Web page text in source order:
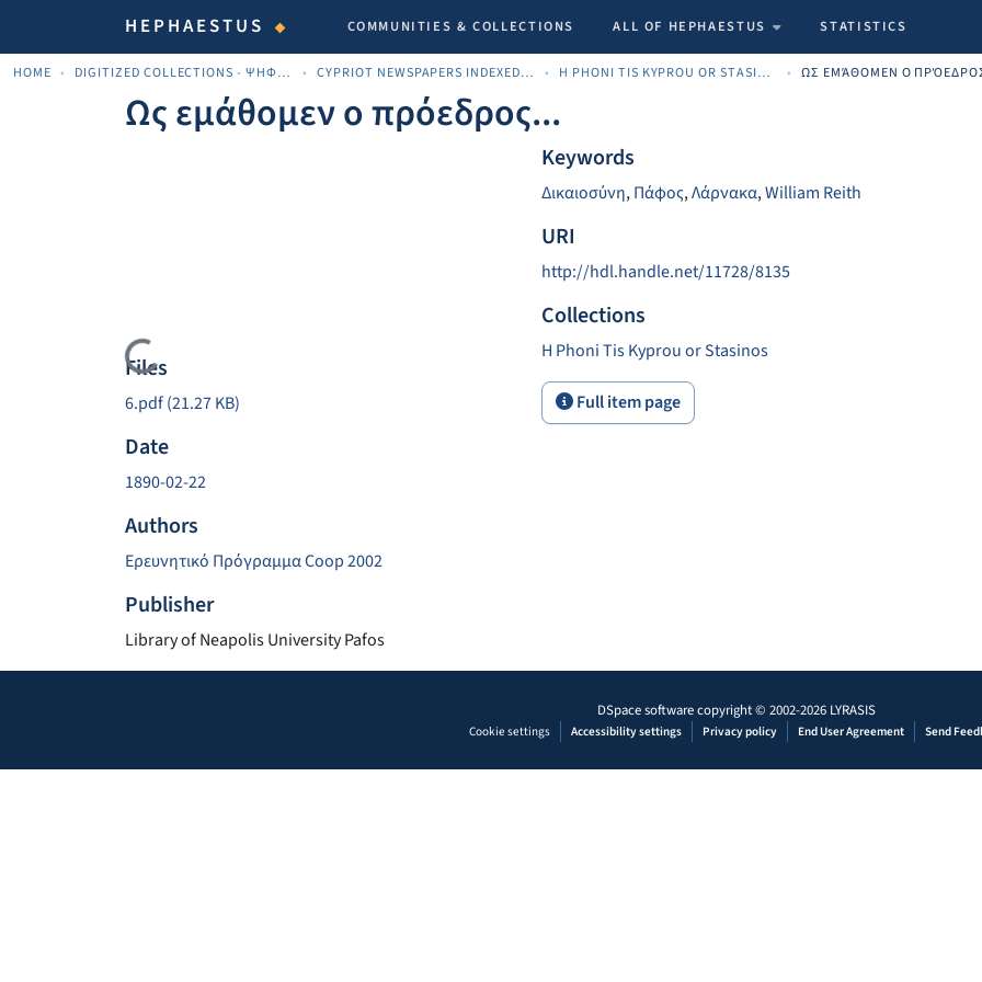
HEPHAESTUS COMMUNITIES & COLLECTIONS ALL OF HEPHAESTUS STATISTICS
HOME DIGITIZED COLLECTIONS - ΨΗΦΙΟΠΟΙΗΜΈΝΕΣ ΣΥΛΛΟΓΈΣ CYPRIOT NEWSPAPERS INDEXED MATERIAL H PHONI TIS KYPROU OR STASINOS ΩΣ ΕΜΆΘΟΜΕΝ Ο
Ως εμάθομεν ο πρόεδρος...
Loading...
Files
6.pdf(21.27 KB)
Date
1890-02-22
Authors
Ερευνητικό Πρόγραμμα Coop 2002
Publisher
Library of Neapolis University Pafos
Keywords
Δικαιοσύνη,Πάφος,Λάρνακα,William Reith
URI
http://hdl.handle.net/11728/8135
Collections
H Phoni Tis Kyprou or Stasinos
Full item page
DSpace softwarecopyright © 2002-2026 LYRASIS
Cookie settings Accessibility settings Privacy policy End User Agreement Send